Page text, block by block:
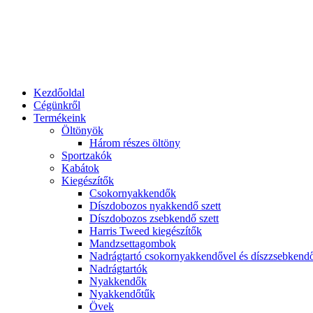
Kezdőoldal
Cégünkről
Termékeink
Öltönyök
Három részes öltöny
Sportzakók
Kabátok
Kiegészítők
Csokornyakkendők
Díszdobozos nyakkendő szett
Díszdobozos zsebkendő szett
Harris Tweed kiegészítők
Mandzsettagombok
Nadrágtartó csokornyakkendővel és
Nadrágtartók
Nyakkendők
Nyakkendőtűk
Övek